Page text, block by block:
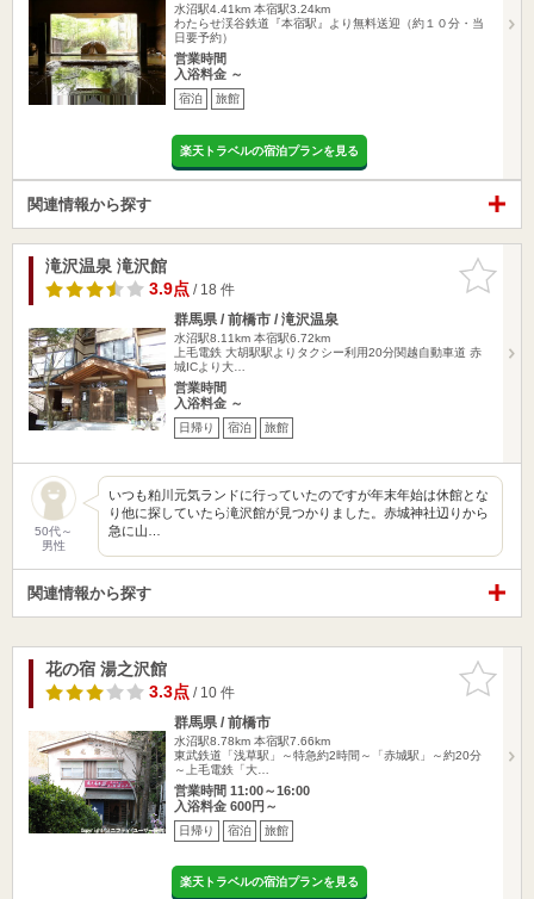
水沼駅4.41km 本宿駅3.24km
わたらせ渓谷鉄道『本宿駅』より無料送迎（約１０分・当
日要予約）
営業時間
入浴料金 ～
宿泊 旅館
楽天トラベルの宿泊プランを見る
関連情報から探す
お気に入
りに追加
滝沢温泉 滝沢館
3.9点/ 18 件
群馬県 / 前橋市 / 滝沢温泉
水沼駅8.11km 本宿駅6.72km
上毛電鉄 大胡駅駅よりタクシー利用20分関越自動車道 赤
城ICより大…
営業時間
入浴料金 ～
日帰り 宿泊 旅館
50代～
男性
いつも粕川元気ランドに行っていたのですが年末年始は休館とな
り他に探していたら滝沢館が見つかりました。赤城神社辺りから
急に山…
関連情報から探す
お気に入
りに追加
花の宿 湯之沢館
3.3点/ 10 件
群馬県 / 前橋市
水沼駅8.78km 本宿駅7.66km
東武鉄道「浅草駅」～特急約2時間～「赤城駅」～約20分
～上毛電鉄「大…
営業時間 11:00～16:00
入浴料金 600円～
日帰り 宿泊 旅館
楽天トラベルの宿泊プランを見る